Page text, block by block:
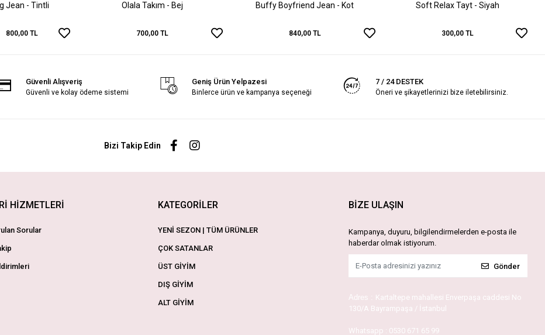
Jean - Tintli
800,00 TL
Olala Takım - Bej
700,00 TL
Buffy Boyfriend Jean - Kot
840,00 TL
Soft Relax Tayt - Siyah
300,00 TL
Güvenli Alışveriş
Güvenli ve kolay ödeme sistemi
Geniş Ürün Yelpazesi
Binlerce ürün ve kampanya seçeneği
7 / 24 DESTEK
Öneri ve şikayetlerinizi bize iletebilirsiniz.
Bizi Takip Edin
HİZMETLERİ
Sorular
KATEGORİLER
YENİ SEZON | TÜM ÜRÜNLER
ÇOK SATANLAR
ÜST GİYİM
DIŞ GİYİM
ALT GİYİM
BİZE ULAŞIN
Kampanya, duyuru, bilgilendirmelerden e-posta ile
haberdar olmak istiyorum.
Gönder
Adres : Kartaltepe mahallesi Enverpaşa caddesi No
130/A Bayrampaşa / İstanbul
Whatsapp : 0530 671 65 99